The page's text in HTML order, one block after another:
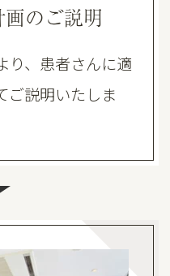
のご説明
り、患者さんに適
ご説明いたしま